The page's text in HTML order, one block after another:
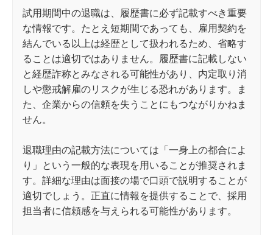
試用期間中の退職は、履歴書に必ず記載すべき重要
な情報です。たとえ短期間であっても、雇用契約を
結んでいる以上は経歴として扱われるため、省略す
ることは適切ではありません。履歴書に記載しない
と経歴詐称とみなされる可能性があり、内定取り消
しや懲戒解雇のリスクが生じる恐れがあります。ま
た、企業からの信頼を失うことにもつながりかねま
せん。
退職理由の記載方法については「一身上の都合によ
り」という一般的な表現を用いることが推奨されま
す。詳細な理由は面接の場で口頭で説明することが
適切でしょう。正直に情報を提供することで、採用
担当者に信頼感を与えられる可能性があります。